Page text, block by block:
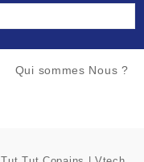
Qui sommes Nous ?